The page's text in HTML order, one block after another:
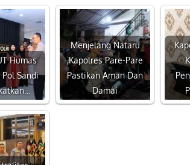
Humas
Sandi
Menjelang Nataru
,Kapolres Pare-Pare
Pastikan Aman Dan
Damai